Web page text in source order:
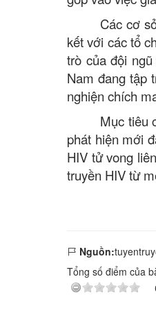
Các cơ
kết với các tổ
trò của đội
Nam đang tập
nghiện chích
Mục tiêu
phát hiện mới
HIV tử vong
truyền HIV từ
Nguồn:
Tổng số điểm của